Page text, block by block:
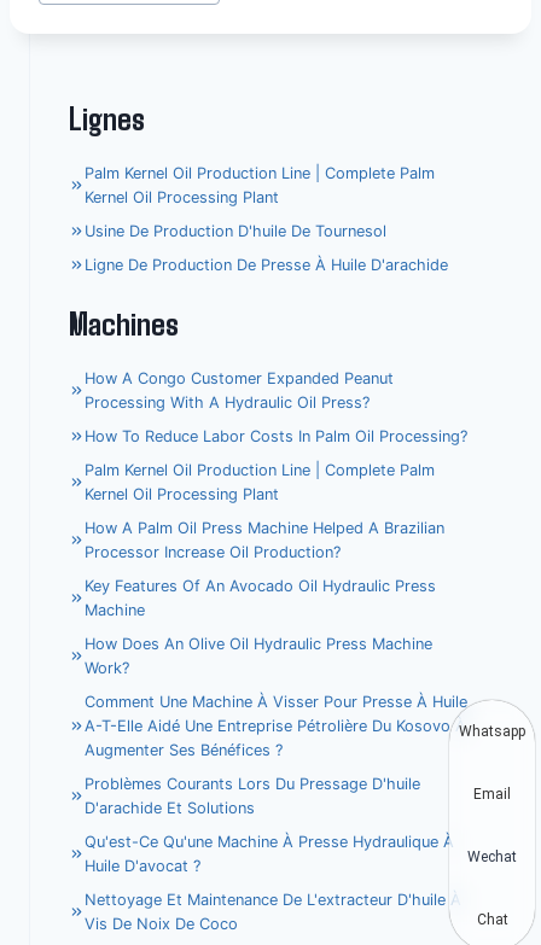
Lignes
Palm Kernel Oil Production Line | Complete Palm
Kernel Oil Processing Plant
Usine De Production D'huile De Tournesol
Ligne De Production De Presse À Huile D'arachide
Machines
How A Congo Customer Expanded Peanut
Processing With A Hydraulic Oil Press?
How To Reduce Labor Costs In Palm Oil Processing?
Palm Kernel Oil Production Line | Complete Palm
Kernel Oil Processing Plant
How A Palm Oil Press Machine Helped A Brazilian
Processor Increase Oil Production?
Key Features Of An Avocado Oil Hydraulic Press
Machine
How Does An Olive Oil Hydraulic Press Machine
Work?
Comment Une Machine À Visser Pour Presse À Huile
A-T-Elle Aidé Une Entreprise Pétrolière Du Kosovo À
Augmenter Ses Bénéfices ?
Problèmes Courants Lors Du Pressage D'huile
D'arachide Et Solutions
Qu'est-Ce Qu'une Machine À Presse Hydraulique À
Huile D'avocat ?
Nettoyage Et Maintenance De L'extracteur D'huile À
Vis De Noix De Coco
Whatsapp
Email
Wechat
Chat